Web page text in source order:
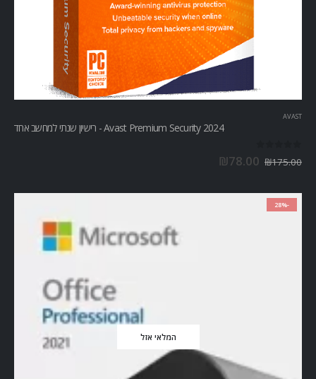
AVAST
Avast Premium Security 2024 - רישיון שנתי למחשב אחד
₪175.00
₪78.00
-28%
המלאי אזל